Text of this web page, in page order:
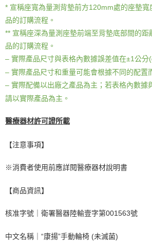
* 宣稱座寬為量測背墊前方120mm處的座墊
品的訂購流程。
** 宣稱座深為量測座墊前端至背墊底部間的距
品的訂購流程。
– 實際產品尺寸與表格內數據誤差值在±1公分
– 實際產品尺寸和重量可能會根據不同的配置
– 實際配備以出廠之產品為主；若表格內數據
請以實際產品為主。
醫療器材許可證所載
【注意事項】
※消費者使用前應詳閱醫療器材說明書
【商品資訊】
核准字號｜衛署醫器陸輸壹字第001563號
中文名稱｜“康揚”手動輪椅 (未滅菌)